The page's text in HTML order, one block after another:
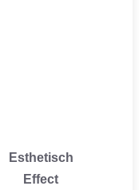
Esthetisch
Effect